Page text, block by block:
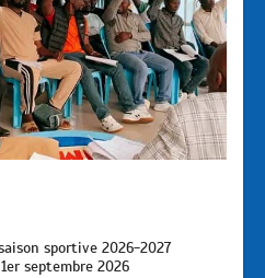
sportive 2026-2027
septembre 2026